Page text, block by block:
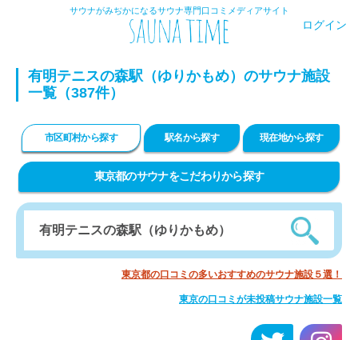
サウナがみぢかになるサウナ専門口コミメディアサイト
ログイン
有明テニスの森駅（ゆりかもめ）のサウナ施設
一覧（387件）
市区町村から探す 駅名から探す 現在地から探す
東京都のサウナをこだわりから探す
東京都の口コミの多いおすすめのサウナ施設５選！
東京の口コミが未投稿サウナ施設一覧